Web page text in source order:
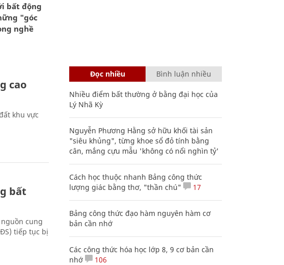
bất động
"góc
nghề
cao
khu vực
bất
cung
tiếp tục bị
Đọc nhiều Bình luận nhiều
Nhiều điểm bất thường ở bằng đại học của
Lý Nhã Kỳ
Nguyễn Phương Hằng sở hữu khối tài sản
"siêu khủng", từng khoe sổ đỏ tính bằng
cân, mắng cựu mẫu 'không có nổi nghìn tỷ'
Cách học thuộc nhanh Bảng công thức
lượng giác bằng thơ, "thần chú"
17
Bảng công thức đạo hàm nguyên hàm cơ
bản cần nhớ
Các công thức hóa học lớp 8, 9 cơ bản cần
nhớ
106